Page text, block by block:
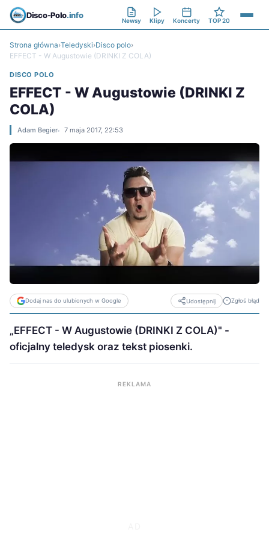
Disco-Polo.info
Newsy Klipy Koncerty TOP 20
Strona główna›Teledyski›Disco polo›
EFFECT - W Augustowie (DRINKI Z COLA)
DISCO POLO
EFFECT - W Augustowie (DRINKI Z
COLA)
Adam Begier 7 maja 2017, 22:53
Dodaj nas do ulubionych w Google Udostępnij Zgłoś błąd
„EFFECT - W Augustowie (DRINKI Z COLA)" -
oficjalny teledysk oraz tekst piosenki.
REKLAMA